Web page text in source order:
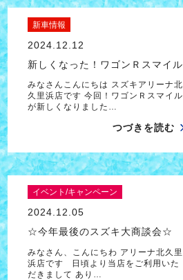
新車情報
2024.12.12
新しくなった！ワゴンＲスマイル
みなさんこんにちは スズキアリーナ北
久里浜店です 今回！ワゴンＲスマイル
が新しくなりました…
つづきを読む
イベント/キャンペーン
2024.12.05
☆今年最後のスズキ大商談会☆
みなさん、こんにちわ アリーナ北久里
浜店です 日頃より当店をご利用いた
だきまして あり…